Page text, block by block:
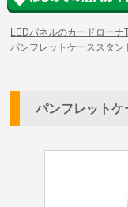
LEDパネルのカードローナ
パンフレットケーススタ
パンフレットケ